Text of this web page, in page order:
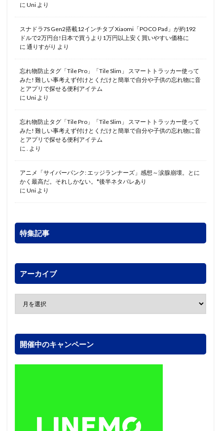
に Uni より
スナドラ7S Gen2搭載12インチタブ Xiaomi「POCO Pad」が約192
ドルで2万円台!日本で買うより1万円以上安く買いやすい価格に
に 通りすがり より
忘れ物防止タグ「Tile Pro」「Tile Slim」 スマートトラッカー使って
みた! 難しい事考えず付けとくだけと簡単で自分や子供の忘れ物に音
とアプリで探せる便利アイテム
に Uni より
忘れ物防止タグ「Tile Pro」「Tile Slim」 スマートトラッカー使って
みた! 難しい事考えず付けとくだけと簡単で自分や子供の忘れ物に音
とアプリで探せる便利アイテム
に
より
アニメ「サイバーパンク: エッジランナーズ」感想～涙腺崩壊。とに
かく最高だ。それしかない。*後半ネタバレあり
に Uni より
特集記事
アーカイブ
開催中のキャンペーン